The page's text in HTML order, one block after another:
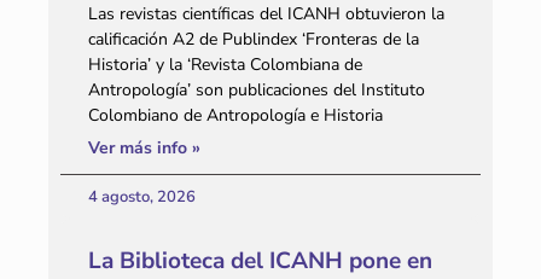
Las revistas científicas del ICANH obtuvieron la
calificación A2 de Publindex ‘Fronteras de la
Historia’ y la ‘Revista Colombiana de
Antropología’ son publicaciones del Instituto
Colombiano de Antropología e Historia
Ver más info »
4 agosto, 2026
La Biblioteca del ICANH pone en